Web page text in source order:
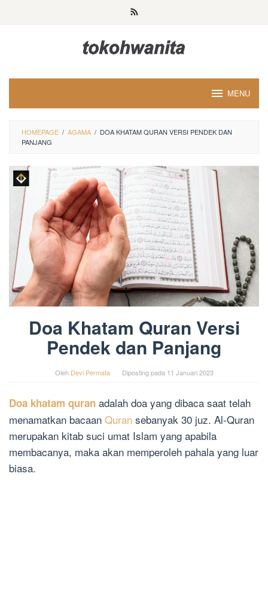
MENU
HOMEPAGE / AGAMA / DOA KHATAM QURAN VERSI PENDEK DAN
PANJANG
Doa Khatam Quran Versi
Pendek dan Panjang
Oleh Devi Permata Diposting pada 11 Januari 2023
Doa khatam quran adalah doa yang dibaca saat telah
menamatkan bacaan Quran sebanyak 30 juz. Al-Quran
merupakan kitab suci umat Islam yang apabila
membacanya, maka akan memperoleh pahala yang luar
biasa.